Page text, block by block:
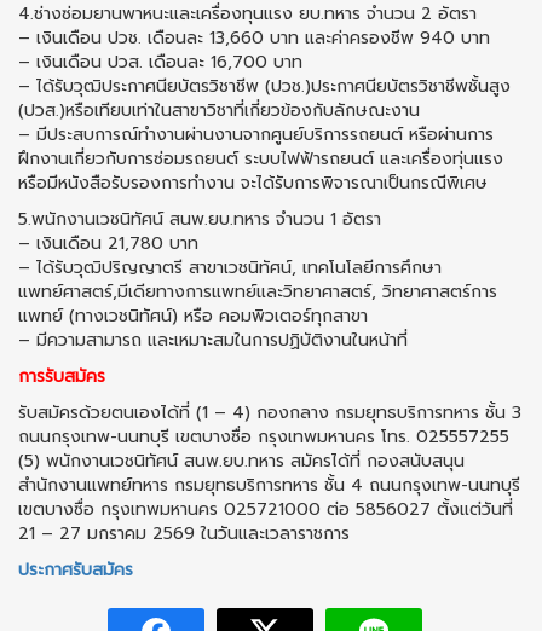
4.ช่างซ่อมยานพาหนะและเครื่องทุนแรง ยบ.ทหาร จำนวน 2 อัตรา
– เงินเดือน ปวช. เดือนละ 13,660 บาท และค่าครองชีพ 940 บาท
– เงินเดือน ปวส. เดือนละ 16,700 บาท
– ได้รับวุฒิประกาศนียบัตรวิชาชีพ (ปวช.)ประกาศนียบัตรวิชาชีพชั้นสูง
(ปวส.)หรือเทียบเท่าในสาขาวิชาที่เกี่ยวข้องกับลักษณะงาน
– มีประสบการณ์ทำงานผ่านงานจากศูนย์บริการรถยนต์ หรือผ่านการ
ฝึกงานเกี่ยวกับการซ่อมรถยนต์ ระบบไฟฟ้ารถยนต์ และเครื่องทุ่นแรง
หรือมีหนังสือรับรองการทำงาน จะได้รับการพิจารณาเป็นกรณีพิเศษ
5.พนักงานเวชนิทัศน์ สนพ.ยบ.ทหาร จำนวน 1 อัตรา
– เงินเดือน 21,780 บาท
– ได้รับวุฒิปริญญาตรี สาขาเวชนิทัศน์, เทคโนโลยีการศึกษา
แพทย์ศาสตร์,มีเดียทางการแพทย์และวิทยาศาสตร์, วิทยาศาสตร์การ
แพทย์ (ทางเวชนิทัศน์) หรือ คอมพิวเตอร์ทุกสาขา
– มีความสามารถ และเหมาะสมในการปฏิบัติงานในหน้าที่
การรับสมัคร
รับสมัครด้วยตนเองได้ที่ (1 – 4) กองกลาง กรมยุทธบริการทหาร ชั้น 3
ถนนกรุงเทพ-นนทบุรี เขตบางซื่อ กรุงเทพมหานคร โทร. 025557255
(5) พนักงานเวชนิทัศน์ สนพ.ยบ.ทหาร สมัครได้ที่ กองสนับสนุน
สำนักงานแพทย์ทหาร กรมยุทธบริการทหาร ชั้น 4 ถนนกรุงเทพ-นนทบุรี
เขตบางซื่อ กรุงเทพมหานคร 025721000 ต่อ 5856027 ตั้งแต่วันที่
21 – 27 มกราคม 2569 ในวันและเวลาราชการ
ประกาศรับสมัคร